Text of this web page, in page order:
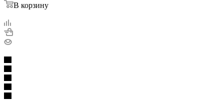
В корзину